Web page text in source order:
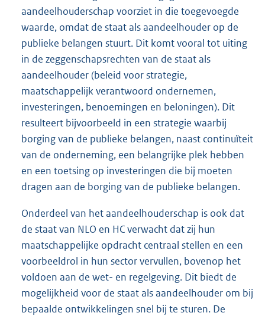
aandeelhouderschap voorziet in die toegevoegde
waarde, omdat de staat als aandeelhouder op de
publieke belangen stuurt. Dit komt vooral tot uiting
in de zeggenschapsrechten van de staat als
aandeelhouder (beleid voor strategie,
maatschappelijk verantwoord ondernemen,
investeringen, benoemingen en beloningen). Dit
resulteert bijvoorbeeld in een strategie waarbij
borging van de publieke belangen, naast continuïteit
van de onderneming, een belangrijke plek hebben
en een toetsing op investeringen die bij moeten
dragen aan de borging van de publieke belangen.
Onderdeel van het aandeelhouderschap is ook dat
de staat van NLO en HC verwacht dat zij hun
maatschappelijke opdracht centraal stellen en een
voorbeeldrol in hun sector vervullen, bovenop het
voldoen aan de wet- en regelgeving. Dit biedt de
mogelijkheid voor de staat als aandeelhouder om bij
bepaalde ontwikkelingen snel bij te sturen. De